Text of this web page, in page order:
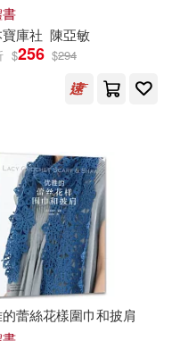
寶庫社 陳亞敏
$256 $294
蕾絲花樣圍巾和披肩